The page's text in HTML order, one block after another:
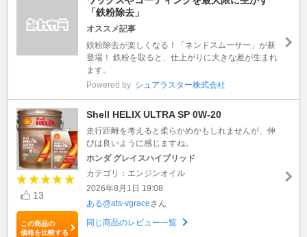
「鉄粉除去」
オススメ記事
鉄粉除去が楽しくなる！「ネンドスムーサー」が新
登場！ 鉄粉を取ると、仕上がりに大きな差が生まれ
ます。
Powered by シュアラスター株式会社
13
この商品の
価格を比較する
Shell HELIX ULTRA SP 0W-20
走行距離を考えると柔らかめかもしれませんが、伸
びは良いように感じますね。
ホンダ グレイスハイブリッド
カテゴリ：エンジンオイル
2026年8月1日 19:08
ある@ats-vgraceさん
同じ商品のレビュー一覧